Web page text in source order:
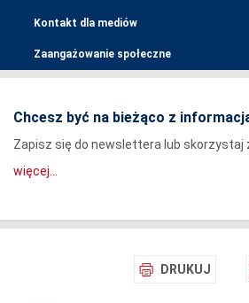
Kontakt dla mediów
Zaangażowanie społeczne
Chcesz być na bieżąco z
Zapisz się do newslettera lub skorzystaj
więcej...
DRUKUJ